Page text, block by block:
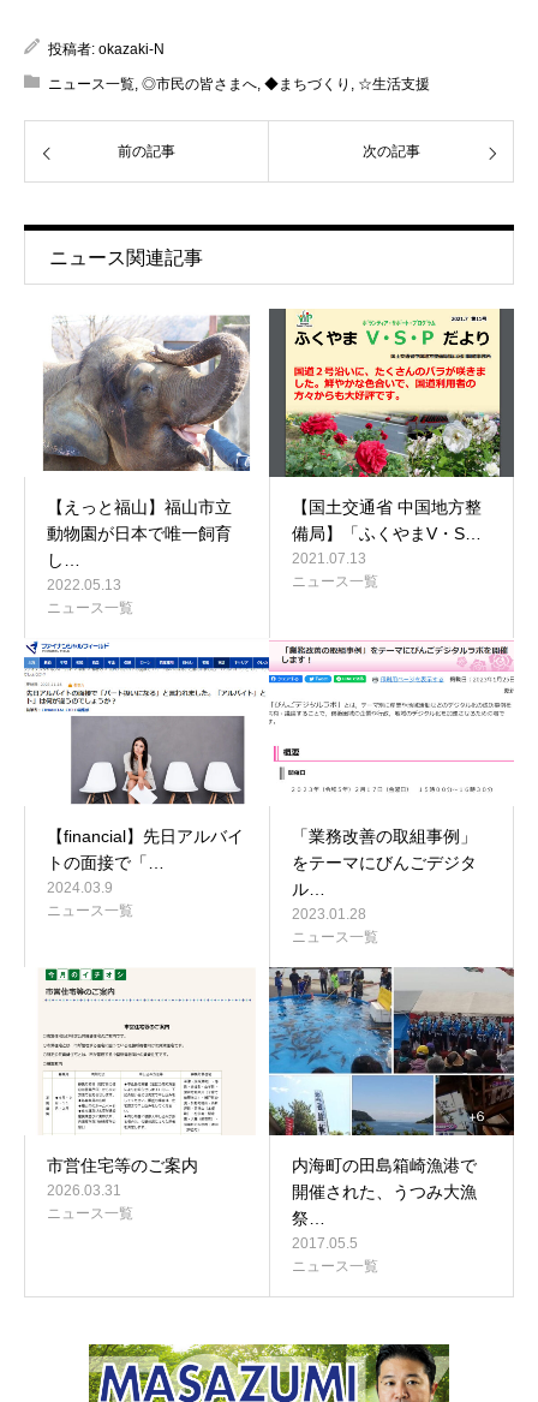
投稿者: okazaki-N
ニュース一覧, ◎市民の皆さまへ, ◆まちづくり , ☆生活支援
前の記事 次の記事
ニュース関連記事
【えっと福山】福山市立
動物園が日本で唯一飼育
し…
2022.05.13
ニュース一覧
【国土交通省 中国地方整
備局】「ふくやまV・S…
2021.07.13
ニュース一覧
【financial】先日アルバイ
トの面接で「…
2024.03.9
ニュース一覧
「業務改善の取組事例」
をテーマにびんごデジタ
ル…
2023.01.28
ニュース一覧
市営住宅等のご案内
2026.03.31
ニュース一覧
内海町の田島箱崎漁港で
開催された、うつみ大漁
祭…
2017.05.5
ニュース一覧